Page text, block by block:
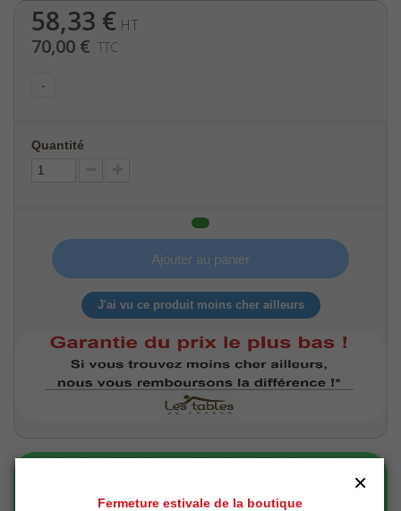
58,33 € HT
70,00 € TTC
-
Quantité
Ajouter au panier
J'ai vu ce produit moins cher ailleurs
Fermeture estivale de la boutique
×